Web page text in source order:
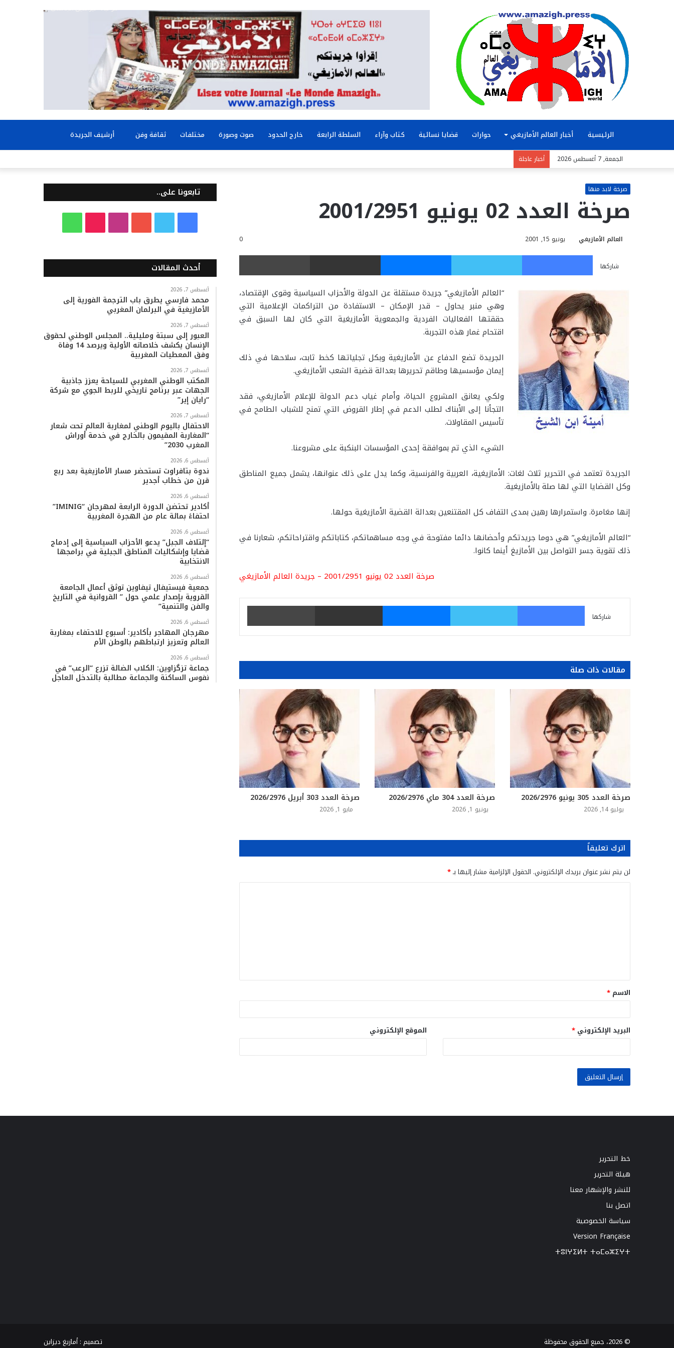
الرئيسية أخبار العالم الأمازيغي حوارات قضايا نسائية كتاب وآراء السلطة الرابعة خارج الحدود صوت وصورة مختلفات ثقافة وفن أرشيف الجريدة
عن
الجمعة, 7 أغسطس 2026 أخبار عاجلة
صرخة لابد منها
صرخة العدد 02 يونيو 2001/2951
العالم الأمازيغي يونيو 15, 2001 0
شاركها
فيسبوك تويتر ماسنجر مشاركة عبر البريد
“العالم الأمازيغي” جريدة مستقلة عن الدولة والأحزاب السياسية وقوى الإقتصاد،
وهي منبر يحاول – قدر الإمكان – الاستفادة من التراكمات الإعلامية التي
حققتها الفعاليات الفردية والجمعوية الأمازيغية التي كان لها السبق في
اقتحام غمار هذه التجربة.
الجريدة تضع الدفاع عن الأمازيغية وبكل تجلياتها كخط ثابت، سلاحها في ذلك
إيمان مؤسسيها وطاقم تحريرها بعدالة قضية الشعب الأمازيغي.
ولكي يعانق المشروع الحياة، وأمام غياب دعم الدولة للإعلام الأمازيغي، فقد
التجأنا إلى الأبناك لطلب الدعم في إطار القروض التي تمنح للشباب الطامح في
تأسيس المقاولات.
الشيء الذي تم بموافقة إحدى المؤسسات البنكبة على مشروعنا.
الجريدة تعتمد في التحرير ثلاث لغات: الأمازيغية، العربية والفرنسية، وكما يدل على ذلك عنوانها، يشمل جميع المناطق
وكل القضايا التي لها صلة بالأمازيغية.
إنها مغامرة. واستمرارها رهين بمدى التفاف كل المقتنعين بعدالة القضية الأمازيغية حولها.
“العالم الأمازيغي” هي دوما جريدتكم وأحضانها دائما مفتوحة في وجه مساهماتكم، كتاباتكم واقتراحاتكم، شعارنا في
ذلك تقوية جسر التواصل بين الأمازيغ أينما كانوا.
صرخة العدد 02 يونيو 2001/2951 – جريدة العالم الأمازيغي
شاركها
فيسبوك تويتر ماسنجر مشاركة عبر البريد
مقالات ذات صلة
صرخة العدد 305 يونيو 2026/2976
يوليو 14, 2026
صرخة العدد 304 ماي 2026/2976
يونيو 1, 2026
صرخة العدد 303 أبريل 2026/2976
مايو 1, 2026
اترك تعليقاً
لن يتم نشر عنوان بريدك الإلكتروني. الحقول الإلزامية مشار إليها بـ*
ق
*
الاسم *
البريد الإلكتروني * الموقع الإلكتروني
تابعونا على..
س
ب
و
ك
ي
ت
ر
ت
ي
و
س
ت
ق
ا
k
T
o
ت
س
ا
أحدث المقالات
أغسطس 7, 2026
محمد فارسي يطرق باب الترجمة الفورية إلى
الأمازيغية في البرلمان المغربي
أغسطس 7, 2026
العبور إلى سبتة ومليلية.. المجلس الوطني لحقوق
الإنسان يكشف خلاصاته الأولية ويرصد 14 وفاة
وفق المعطيات المغربية
أغسطس 7, 2026
المكتب الوطني المغربي للسياحة يعزز جاذبية
الجهات عبر برنامج تاريخي للربط الجوي مع شركة
“رايان إير”
أغسطس 7, 2026
الاحتفال باليوم الوطني لمغاربة العالم تحت شعار
“المغاربة المقيمون بالخارج في خدمة أوراش
المغرب 2030”
أغسطس 6, 2026
ندوة بتافراوت تستحضر مسار الأمازيغية بعد ربع
قرن من خطاب أجدير
أغسطس 6, 2026
أكادير تحتضن الدورة الرابعة لمهرجان “IMINIG”
احتفاءً بمائة عام من الهجرة المغربية
أغسطس 6, 2026
“إئتلاف الجبل” يدعو الأحزاب السياسية إلى إدماج
قضايا وإشكاليات المناطق الجبلية في برامجها
الانتخابية
أغسطس 6, 2026
جمعية فيستيفال تيفاوين توثق أعمال الجامعة
القروية بإصدار علمي حول ” القروانية في التاريخ
والفن والتنمية”
أغسطس 6, 2026
مهرجان المهاجر بأكادير: أسبوع للاحتفاء بمغاربة
العالم وتعزيز ارتباطهم بالوطن الأم
أغسطس 6, 2026
جماعة تزگزاوين: الكلاب الضالة تزرع “الرعب” في
نفوس الساكنة والجماعة مطالبة بالتدخل العاجل
خط التحرير
هيئة التحرير
للنشر والإشهار معنا
اتصل بنا
سياسة الخصوصية
Version Française
ⵜⵓⵏⵖⵉⵍⵜ ⵜⴰⵎⴰⵣⵉⵖⵜ
© 2026، جميع الحقوق محفوظة تصميم :أمازيغ ديزاين TikTokواتساب